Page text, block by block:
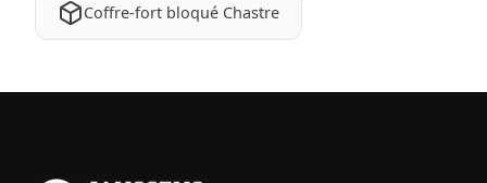
Coffre-fort bloqué Chastre